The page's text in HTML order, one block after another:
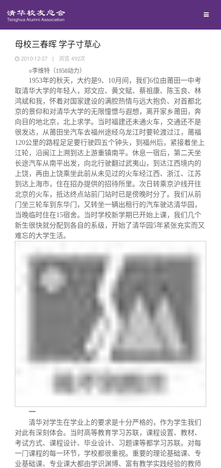
西南联大校友会
义工计划
新媒体平台
青春风采
校友讲坛
校友视界
校友服务
终身学习
信息化服务
三创大赛
实用信息
校友总会
总会简介
会长致辞
总会章程
制度法规
联系我们
关闭
母校三春晖 学子寸草心
2010-12-27 | 浏览 492次
○李维特 （1958动力）
1953年的秋天，大约是9、10月间，我们6位由莆田一中考
取清华大学的年轻人，郑文应、黄文赋、蔡祖康、陈玉良、林
鸿斌和我，怀着对国家建设的满腔热情与远大抱负、对首都北
京的景仰和对清华大学的无限憧憬与遐想，离开家乡莆田，奔
向目的地北京，北上求学。当时福建还未通火车，交通还不是
很发达，从莆田坐汽车去福州途经乌龙江时要轮渡过江，莆福
120公里的路程足足要行驶四五个钟头，到福州后，紧接着坐上
江轮，沿闽江上溯到达上游重镇南平。休息一宿后，第二天坐
长途汽车从南平出发，向北行驶翻过武夷山，到达江西境内的
上饶，再由上饶乘坐此前从未见过的火车经江西、浙江、江苏
到达上海市，住在招办提供的招待所里。次日转乘京沪线开往
北京的火车，抵达终点站前门站时已是傍晚时分了。我们从前
门坐三轮车到东华门，又转坐一辆出租行的汽车驶达清华园，
当晚临时住在15宿舍。当时学校新学期已开始上课，我们几个
新生很快就分配到各自的系级，开始了清华园5年紧张充实而又
难忘的大学生活。
一
清华对学生在学业上的要求是十分严格的，作为学生我们
对此有深刻体会。当时高等教育学习苏联，课程设置、教材、
考试方式、课程设计、毕业设计、习题课等都学习苏联。对每
一门课程的每一环节，学校都很重视。重要的理论基础课、专
业基础课、专业课大都由学识渊博、富有教学实践经验的教师